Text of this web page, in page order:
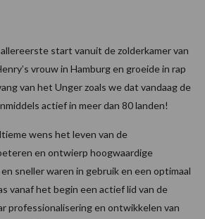
start vanuit de zolderkamer van
vrouw in Hamburg en groeide in rap
van het Unger zoals we dat vandaag de
actief in meer dan 80 landen!
wens het leven van de
en ontwierp hoogwaardige
sneller waren in gebruik en een optimaal
vanaf het begin een actief lid van de
professionalisering en ontwikkelen van